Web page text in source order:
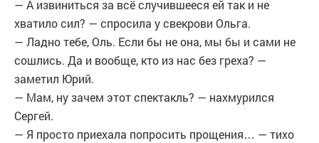
— А извиниться за всё случившееся ей так и не
хватило сил? — спросила у свекрови Ольга.
— Ладно тебе, Оль. Если бы не она, мы бы и сами не
сошлись. Да и вообще, кто из нас без греха? —
заметил Юрий.
— Мам, ну зачем этот спектакль? — нахмурился
Сергей.
— Я просто приехала попросить прощения… — тихо